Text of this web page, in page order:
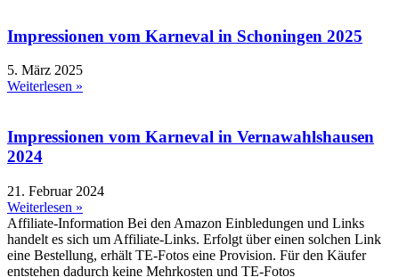
Impressionen vom Karneval in Schoningen 2025
5. März 2025
Weiterlesen »
Impressionen vom Karneval in Vernawahlshausen
2024
21. Februar 2024
Weiterlesen »
Affiliate-Information Bei den Amazon Einbledungen und Links
handelt es sich um Affiliate-Links. Erfolgt über einen solchen Link
eine Bestellung, erhält TE-Fotos eine Provision. Für den Käufer
entstehen dadurch keine Mehrkosten und TE-Fotos